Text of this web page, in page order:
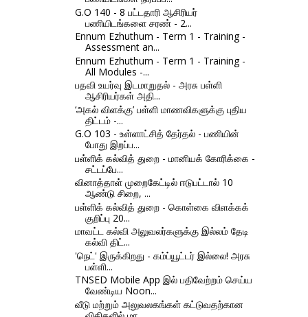
G.O 140 - 8 பட்டதாரி ஆசிரியர்
பணியிடங்களை சரண் - 2...
Ennum Ezhuthum - Term 1 - Training -
Assessment an...
Ennum Ezhuthum - Term 1 - Training -
All Modules -...
பதவி உயர்வு இடமாறுதல் - அரசு பள்ளி
ஆசிரியர்கள் அதி...
‘அகல் விளக்கு’ பள்ளி மாணவிகளுக்கு புதிய
திட்டம் -...
G.O 103 - உள்ளாட்சித் தேர்தல் - பணியின்
போது இறப்ப...
பள்ளிக் கல்வித் துறை - மானியக் கோரிக்கை -
சட்டப்பே...
வினாத்தாள் முறைகேட்டில் ஈடுபட்டால் 10
ஆண்டு சிறை, ...
பள்ளிக் கல்வித் துறை - கொள்கை விளக்கக்
குறிப்பு 20...
மாவட்ட கல்வி அலுவலர்களுக்கு இல்லம் தேடி
கல்வி திட்...
'நெட்' இருக்கிறது - கம்ப்யூட்டர் இல்லை! அரசு
பள்ளி...
TNSED Mobile App இல் பதிவேற்றம் செய்ய
வேண்டிய Noon...
வீடு மற்றும் அலுவலகங்கள் கட்டுவதற்கான